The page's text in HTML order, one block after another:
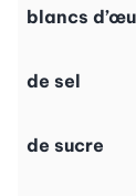
blancs
de sel
de sucre